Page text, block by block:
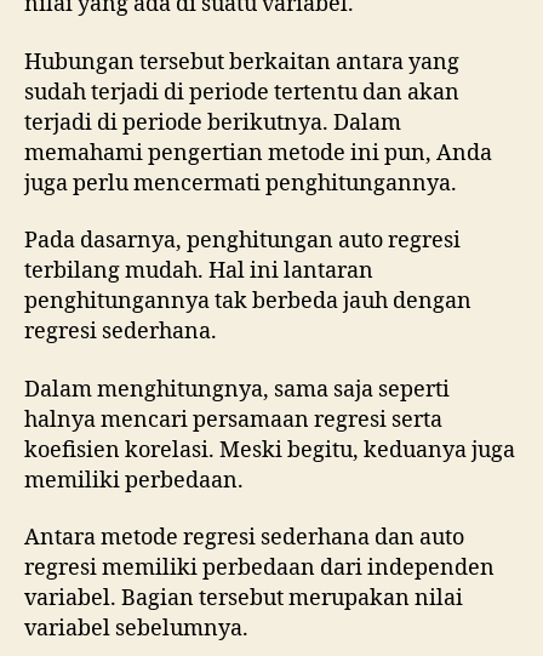
Hubungan tersebut berkaitan antara yang
sudah terjadi di periode tertentu dan akan
terjadi di periode berikutnya. Dalam
memahami pengertian metode ini pun, Anda
juga perlu mencermati penghitungannya.
Pada dasarnya, penghitungan auto regresi
terbilang mudah. Hal ini lantaran
penghitungannya tak berbeda jauh dengan
regresi sederhana.
Dalam menghitungnya, sama saja seperti
halnya mencari persamaan regresi serta
koefisien korelasi. Meski begitu, keduanya juga
memiliki perbedaan.
Antara metode regresi sederhana dan auto
regresi memiliki perbedaan dari independen
variabel. Bagian tersebut merupakan nilai
variabel sebelumnya.